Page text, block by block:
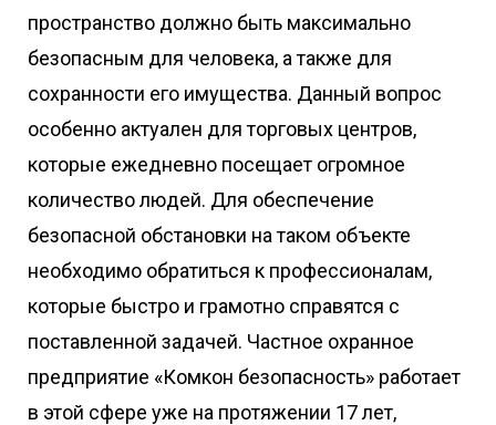
пространство должно быть максимально
безопасным для человека, а также для
сохранности его имущества. Данный вопрос
особенно актуален для торговых центров,
которые ежедневно посещает огромное
количество людей. Для обеспечение
безопасной обстановки на таком объекте
необходимо обратиться к профессионалам,
которые быстро и грамотно справятся с
поставленной задачей. Частное охранное
предприятие «Комкон безопасность» работает
в этой сфере уже на протяжении 17 лет,